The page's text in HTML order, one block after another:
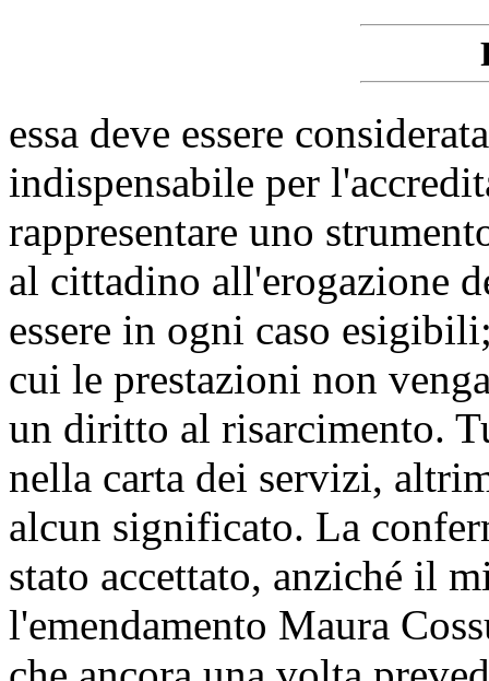
essa deve essere
indispensabile per
rappresentare uno
al cittadino all'erogazione
essere in ogni caso
cui le prestazioni non
un diritto al risarcimento.
nella carta dei servizi,
alcun significato. La
stato accettato, anziché il
l'emendamento Maura